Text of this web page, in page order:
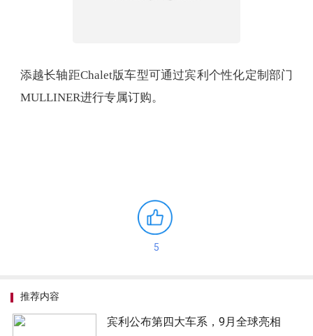
添越长轴距Chalet版车型可通过宾利个性化定制部门
MULLINER进行专属订购。
5
推荐内容
宾利公布第四大车系，9月全球亮相